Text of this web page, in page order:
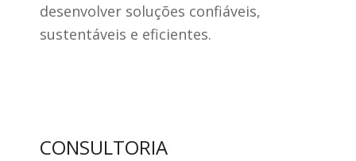
desenvolver soluções confiáveis,
sustentáveis e eficientes.
CONSULTORIA